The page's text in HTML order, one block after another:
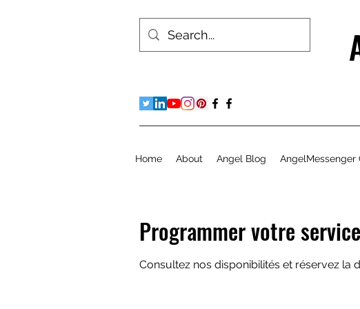
Home About Angel Blog AngelMessenger
Programmer votre service
Consultez nos disponibilités et réservez la